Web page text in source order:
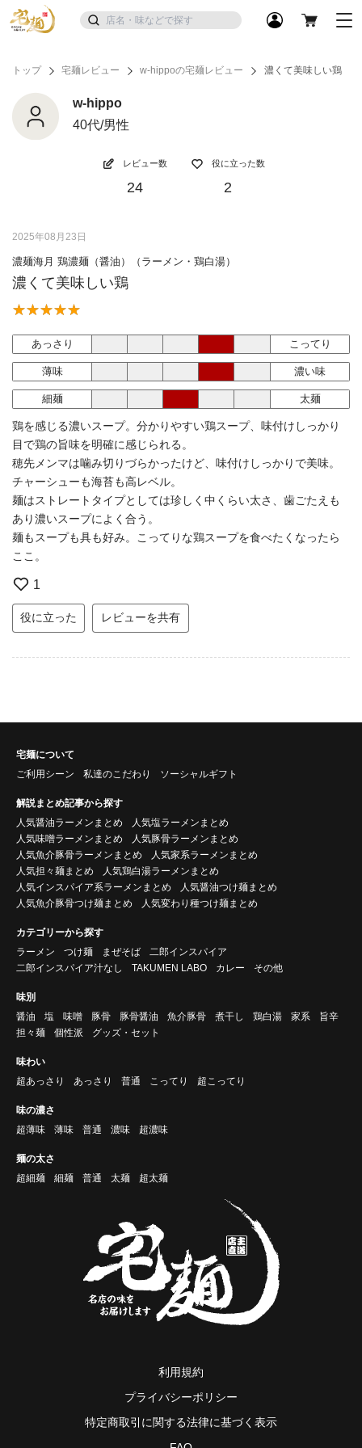
トップ 宅麺レビュー w-hippoの宅麺レビュー 濃くて美味しい鶏
w-hippo
40代/男性
レビュー数
24
役に立った数
2
2025年08月23日
濃麺海月 鶏濃麺（醤油）（ラーメン・鶏白湯）
濃くて美味しい鶏
あっさり こってり
薄味 濃い味
細麺 太麺
鶏を感じる濃いスープ。分かりやすい鶏スープ、味付けしっかり
目で鶏の旨味を明確に感じられる。
穂先メンマは噛み切りづらかったけど、味付けしっかりで美味。
チャーシューも海苔も高レベル。
麺はストレートタイプとしては珍しく中くらい太さ、歯ごたえも
あり濃いスープによく合う。
麺もスープも具も好み。こってりな鶏スープを食べたくなったら
ここ。
1
役に立った レビューを共有
宅麺について
ご利用シーン
私達のこだわり ソーシャルギフト
解説まとめ記事から探す
人気醤油ラーメンまとめ
人気塩ラーメンまとめ
人気味噌ラーメンまとめ
人気豚骨ラーメンまとめ
人気魚介豚骨ラーメンまとめ
人気家系ラーメンまとめ
人気担々麺まとめ
人気鶏白湯ラーメンまとめ
人気インスパイア系ラーメンまとめ
人気醤油つけ麺まとめ
人気魚介豚骨つけ麺まとめ
人気変わり種つけ麺まとめ
カテゴリーから探す
ラーメン
つけ麺 まぜそば
二郎インスパイア
二郎インスパイア汁なし
TAKUMEN LABO カレー その他
味別
醤油
塩 味噌 豚骨 豚骨醤油 魚介豚骨 煮干し 鶏白湯 家系
旨辛
担々麺
個性派 グッズ・セット
味わい
超あっさり
あっさり 普通 こってり 超こってり
味の濃さ
超薄味
薄味 普通 濃味 超濃味
麺の太さ
超細麺
細麺 普通 太麺 超太麺
利用規約
プライバシーポリシー
特定商取引に関する法律に基づく表示